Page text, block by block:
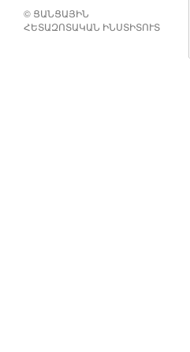
© ՑԱՆՑԱՅԻՆ
ՀԵՏԱԶՈՏԱԿԱՆ ԻՆՍՏԻՏՈՒՏ